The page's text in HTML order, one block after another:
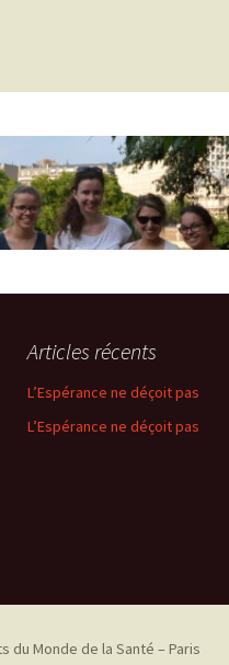
Articles récents
L’Espérance ne déçoit pas
L’Espérance ne déçoit pas
du Monde de la Santé – Paris